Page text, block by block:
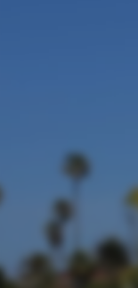
テスラ
とは？
置 駐